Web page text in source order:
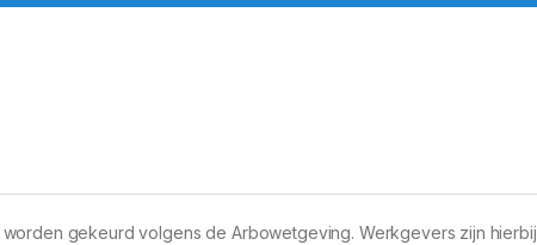
gekeurd volgens de Arbowetgeving. Werkgevers zijn hierbij